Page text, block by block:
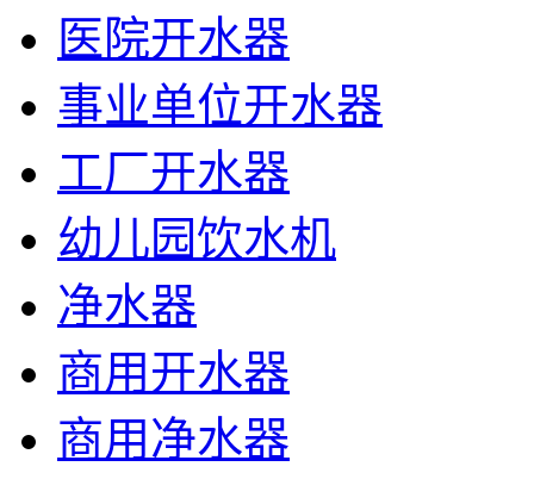
医院开水器
事业单位开水器
工厂开水器
幼儿园饮水机
净水器
商用开水器
商用净水器